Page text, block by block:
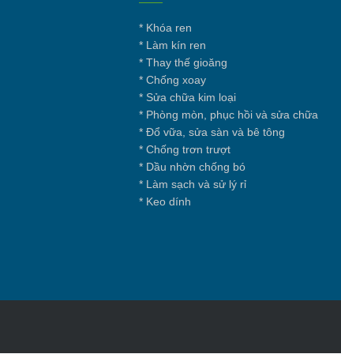
* Khóa ren
* Làm kín ren
* Thay thế gioăng
* Chống xoay
* Sửa chữa kim loại
* Phòng mòn, phục hồi và sửa chữa
* Đổ vữa, sửa sàn và bê tông
* Chống trơn trượt
* Dầu nhờn chống bó
* Làm sạch và sử lý rỉ
* Keo dính